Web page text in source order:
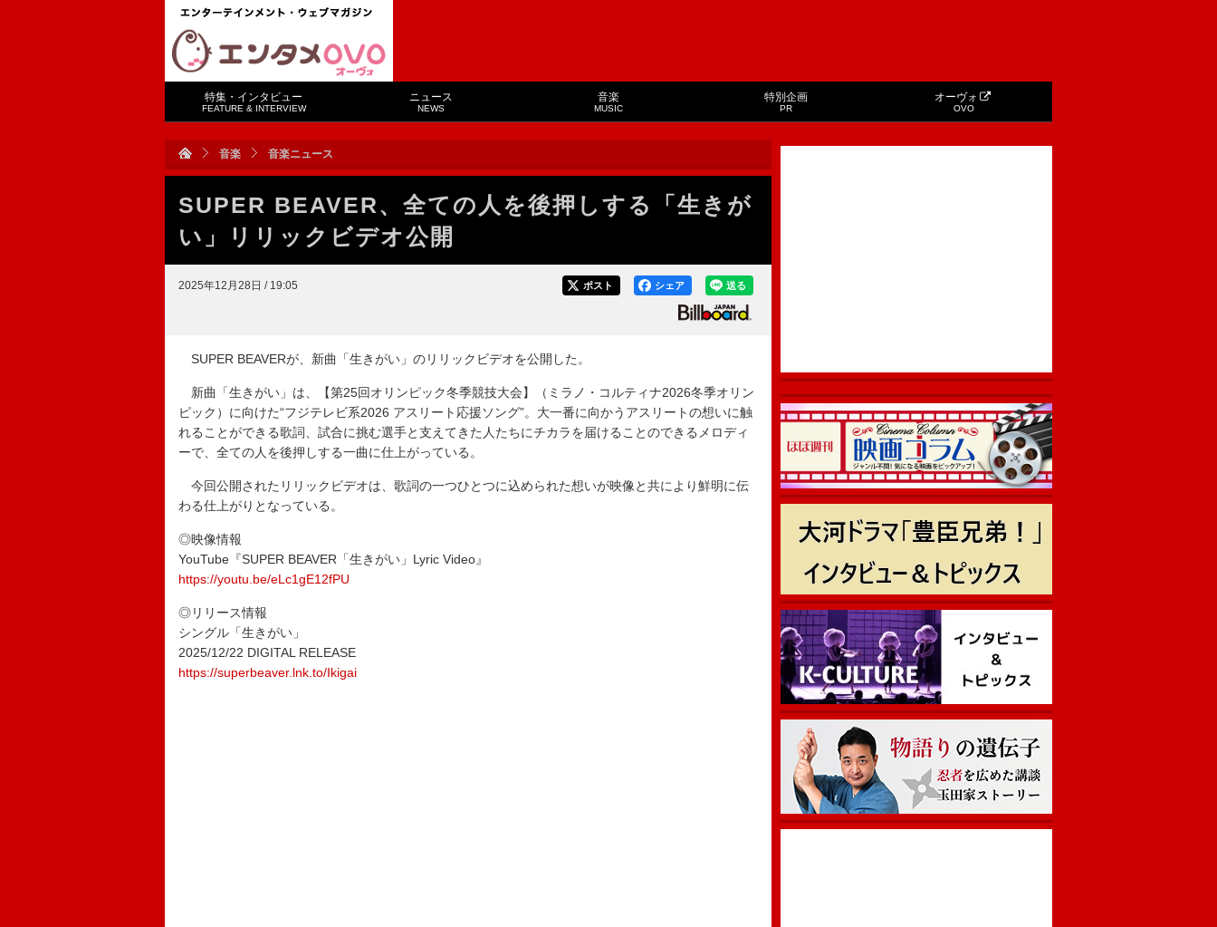
特集・インタビュー
FEATURE & INTERVIEW
ニュース
NEWS
音楽
MUSIC
特別企画
PR
オーヴォ
OVO
音楽 音楽ニュース
SUPER BEAVER、全ての人を後押しする「生きが
い」リリックビデオ公開
2025年12月28日 / 19:05 送る
シェア
ポスト
SUPER BEAVERが、新曲「生きがい」のリリックビデオを公開した。
新曲「生きがい」は、【第25回オリンピック冬季競技大会】（ミラノ・コルティナ2026冬季オリン
ピック）に向けた“フジテレビ系2026 アスリート応援ソング”。大一番に向かうアスリートの想いに触
れることができる歌詞、試合に挑む選手と支えてきた人たちにチカラを届けることのできるメロディ
ーで、全ての人を後押しする一曲に仕上がっている。
今回公開されたリリックビデオは、歌詞の一つひとつに込められた想いが映像と共により鮮明に伝
わる仕上がりとなっている。
◎映像情報
YouTube『SUPER BEAVER「生きがい」Lyric Video』
https://youtu.be/eLc1gE12fPU
◎リリース情報
シングル「生きがい」
2025/12/22 DIGITAL RELEASE
https://superbeaver.lnk.to/Ikigai